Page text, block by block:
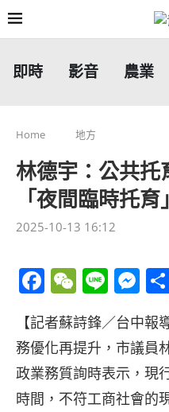
即時 影音 農業
Home 地方
林德宇：公共托
「夜間臨時托
2025-10-13 16:12
Facebook
WeChat
Line
【記者蘇詩鋒／台中
務優化再提升，市議員
政業務質詢時表示，現
時間，不符工商社會的